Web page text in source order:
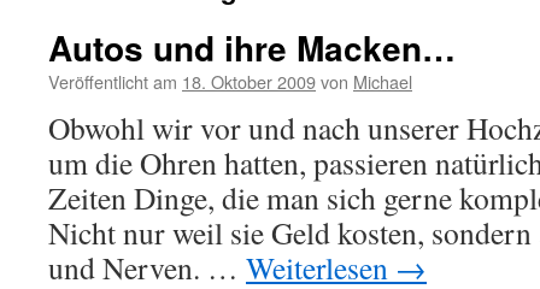
Autos und ihre Macken…
Veröffentlicht am 18. Oktober 2009von Michael
Obwohl wir vor und nach unserer
um die Ohren hatten, passieren
Zeiten Dinge, die man sich gerne
Nicht nur weil sie Geld kosten,
und Nerven. … Weiterlesen →